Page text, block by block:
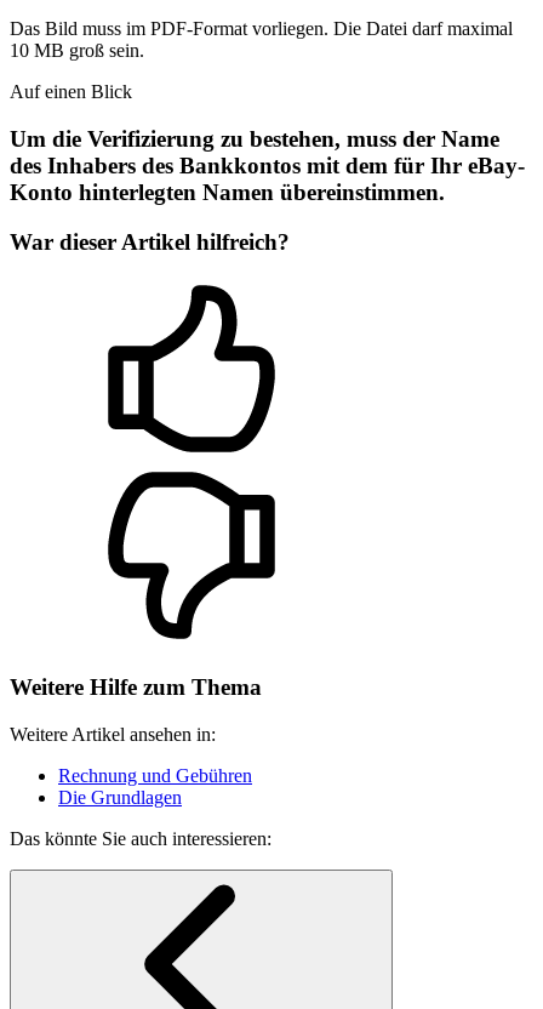
Das Bild muss im PDF-Format vorliegen. Die Datei darf maximal
10 MB groß sein.
Auf einen Blick
Um die Verifizierung zu bestehen, muss der Name
des Inhabers des Bankkontos mit dem für Ihr eBay-
Konto hinterlegten Namen übereinstimmen.
War dieser Artikel hilfreich?
Weitere Hilfe zum Thema
Weitere Artikel ansehen in:
Rechnung und Gebühren
Die Grundlagen
Das könnte Sie auch interessieren: